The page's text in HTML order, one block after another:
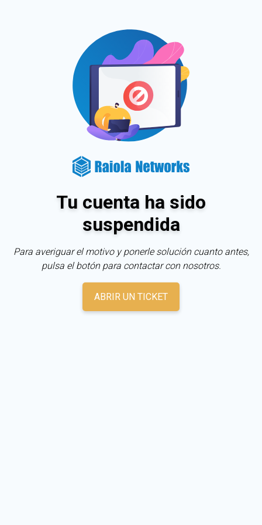
Tu cuenta ha sido
suspendida
Para averiguar el motivo y ponerle solución cuanto antes,
pulsa el botón para contactar con nosotros.
ABRIR UN TICKET